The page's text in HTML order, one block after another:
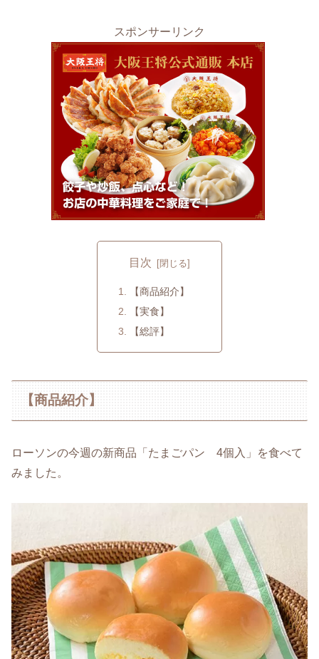
スポンサーリンク
目次
【商品紹介】
【実食】
【総評】
【商品紹介】
ローソンの今週の新商品「たまごパン 4個入」を食べて
みました。